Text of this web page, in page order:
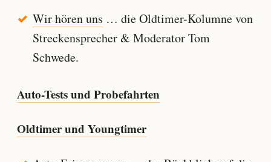
Wir hören uns … die Oldtimer-Kolumne von
Streckensprecher & Moderator Tom
Schwede.
Auto-Tests und Probefahrten
Oldtimer und Youngtimer